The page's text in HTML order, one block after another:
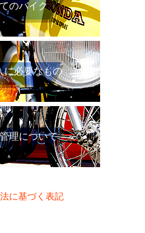
のバイク
に必要なもの
理について
に基づく表記